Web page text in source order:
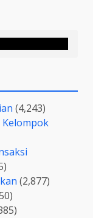
(4,243)
Kelompok
(2,877)